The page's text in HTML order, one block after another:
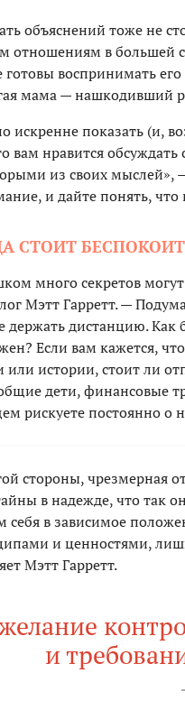
объяснений тоже не
отношениям в большей
готовы воспринимать
мама — нашкодивший
искренне показать (и,
вам нравится
из своих мыслей»,
и дайте понять,
СТОИТ
много секретов
Мэтт Гарретт. —
держать дистанцию. Как
Если вам кажется,
истории, стоит ли
дети, финансовые
рискуете постоянно о
стороны, чрезмерная
в надежде, что так
себя в зависимое
и ценностями,
Мэтт Гарретт.
и